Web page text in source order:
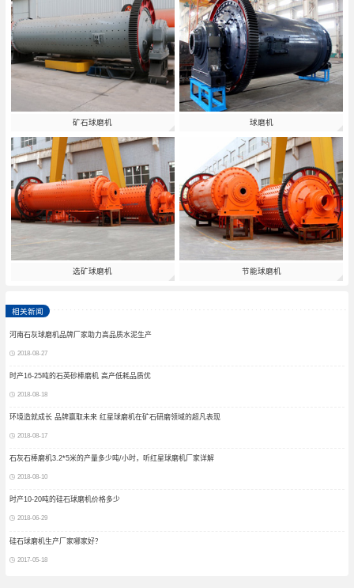
矿石球磨机 球磨机
选矿球磨机 节能球磨机
相关新闻
河南石灰球磨机品牌厂家助力高品质水泥生产
2018-08-27
时产16-25吨的石英砂棒磨机 高产低耗品质优
2018-08-18
环境造就成长 品牌赢取未来 红星球磨机在矿石研磨领域的超凡表现
2018-08-17
石灰石棒磨机3.2*5米的产量多少吨/小时，听红星球磨机厂家详解
2018-08-10
时产10-20吨的硅石球磨机价格多少
2018-06-29
硅石球磨机生产厂家哪家好？
2017-05-18